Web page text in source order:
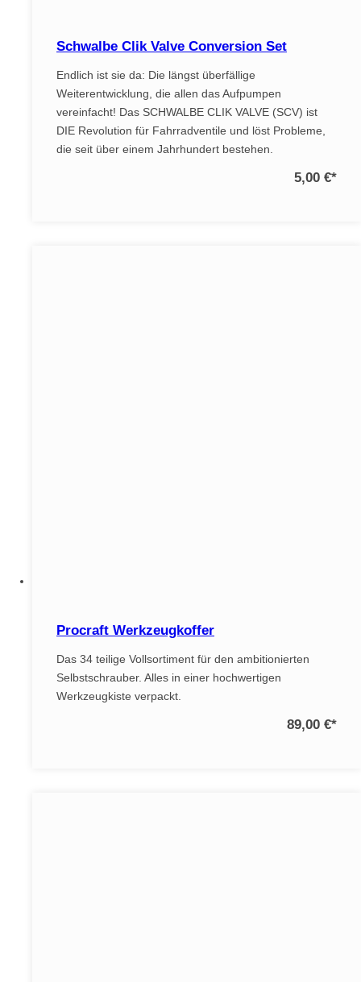
Schwalbe Clik Valve Conversion Set
Endlich ist sie da: Die längst überfällige
Weiterentwicklung, die allen das Aufpumpen
vereinfacht! Das SCHWALBE CLIK VALVE (SCV) ist
DIE Revolution für Fahrradventile und löst Probleme,
die seit über einem Jahrhundert bestehen.
5,00 €*
Procraft Werkzeugkoffer
Das 34 teilige Vollsortiment für den ambitionierten
Selbstschrauber. Alles in einer hochwertigen
Werkzeugkiste verpackt.
89,00 €*